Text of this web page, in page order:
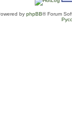
by phpBB® Forum